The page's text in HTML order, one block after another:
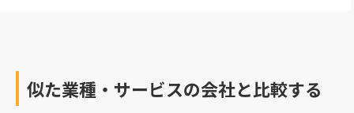
似た業種・サービスの会社と比較する